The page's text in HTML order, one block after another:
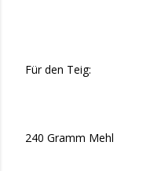
Für den Teig:
240 Gramm Mehl